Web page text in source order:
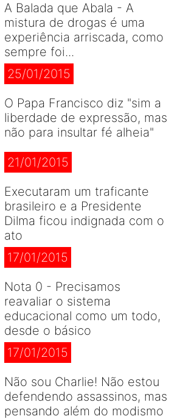
A Balada que Abala - A
mistura de drogas é uma
experiência arriscada, como
sempre foi...
25/01/2015
O Papa Francisco diz "sim a
liberdade de expressão, mas
não para insultar fé alheia"
21/01/2015
Executaram um traficante
brasileiro e a Presidente
Dilma ficou indignada com o
ato
17/01/2015
Nota 0 - Precisamos
reavaliar o sistema
educacional como um todo,
desde o básico
17/01/2015
Não sou Charlie! Não estou
defendendo assassinos, mas
pensando além do modismo